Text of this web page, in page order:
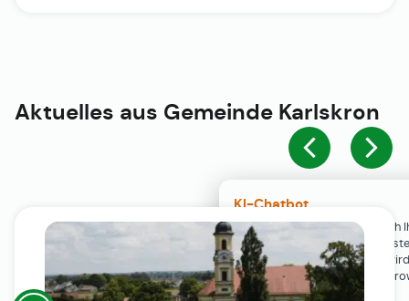
KI-Chatbot
Der KI-Chatbot steht erst nach
Einwilligung in den Cookie-
Verfügung. Der Chat-Verlauf
ausschließlich lokal in Ihrem
gespeichert.
Aktuelles aus Gemeinde Karlskron